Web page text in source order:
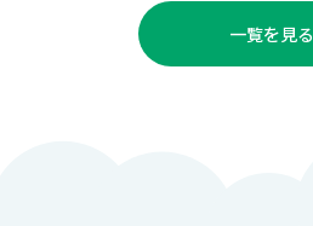
一覧を見る